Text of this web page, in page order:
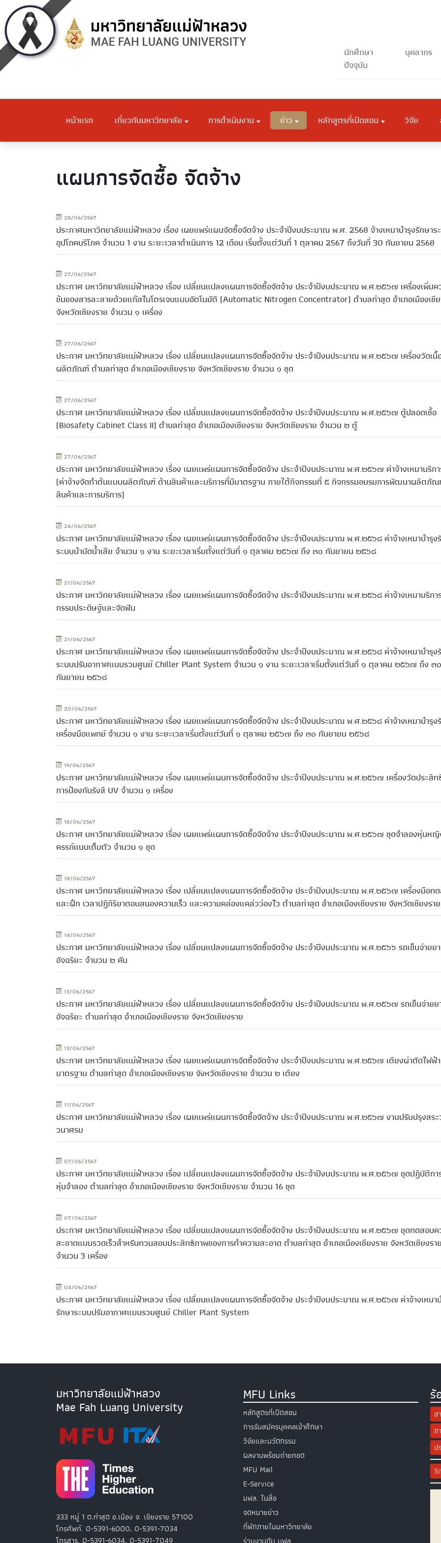
นักศึกษา
ปัจจุบัน
บุคลากร
หน้าแรก เกี่ยวกับมหาวิทยาลัย การดำเนินงาน ข่าว หลักสูตรที่เปิดสอน วิจัย
แผนการจัดซื้อ จัดจ้าง
28/06/2567
ประกาศมหาวิทยาลัยแม่ฟ้าหลวง เรื่อง เผยแพร่แผนจัดซื้อจัดจ้าง ประจำปีงบประมาณ พ.ศ. 2568 จ้างเหมาบำรุงรักษาร
อุปโภคบริโภค จำนวน 1 งาน ระยะเวลาดำเนินการ 12 เดือน เริ่มตั้งแต่วันที่ 1 ตุลาคม 2567 ถึงวันที่ 30 กันยายน 2568
27/06/2567
ประกาศ มหาวิทยาลัยแม่ฟ้าหลวง เรื่อง เปลี่ยนแปลงแผนการจัดซื้อจัดจ้าง ประจำปีงบประมาณ พ.ศ.๒๕๖๗ เครื่องเพิ่มค
ข้นของสารละลายด้วยแก๊สไนโตรเจนแบบอัตโนมัติ (Automatic Nitrogen Concentrator) ตำบลท่าสุด อำเภอเมืองเชี
จังหวัดเชียงราย จำนวน ๑ เครื่อง
27/06/2567
ประกาศ มหาวิทยาลัยแม่ฟ้าหลวง เรื่อง เปลี่ยนแปลงแผนการจัดซื้อจัดจ้าง ประจำปีงบประมาณ พ.ศ.๒๕๖๗ เครื่องวัดเ
ผลิตภัณฑ์ ตำบลท่าสุด อำเภอเมืองเชียงราย จังหวัดเชียงราย จำนวน ๑ ชุด
27/06/2567
ประกาศ มหาวิทยาลัยแม่ฟ้าหลวง เรื่อง เปลี่ยนแปลงแผนการจัดซื้อจัดจ้าง ประจำปีงบประมาณ พ.ศ.๒๕๖๗ ตู้ปลอดเชื้อ
(Biosafety Cabinet Class II) ตำบลท่าสุด อำเภอเมืองเชียงราย จังหวัดเชียงราย จำนวน ๒ ตู้
27/06/2567
ประกาศ มหาวิทยาลัยแม่ฟ้าหลวง เรื่อง เผยแพร่แผนการจัดซื้อจัดจ้าง ประจำปีงบประมาณ พ.ศ.๒๕๖๗ ค่าจ้างเหมาบริก
(ค่าจ้างจัดทำต้นแบบผลิตภัณฑ์ ด้านสินค้าและบริการที่มีมาตรฐาน ภายใต้กิจกรรมที่ ๕ กิจกรรมอบรมการพัฒนาผลิตภัณ
สินค้าและการบริการ)
24/06/2567
ประกาศ มหาวิทยาลัยแม่ฟ้าหลวง เรื่อง เผยแพร่แผนการจัดซื้อจัดจ้าง ประจำปีงบประมาณ พ.ศ.๒๕๖๘ ค่าจ้างเหมาบำรุง
ระบบบำบัดน้ำเสีย จำนวน ๑ งาน ระยะเวลาเริ่มตั้งแต่วันที่ ๑ ตุลาคม ๒๕๖๗ ถึง ๓๐ กันยายน ๒๕๖๘
21/06/2567
ประกาศ มหาวิทยาลัยแม่ฟ้าหลวง เรื่อง เผยแพร่แผนการจัดซื้อจัดจ้าง ประจำปีงบประมาณ พ.ศ.๒๕๖๘ ค่าจ้างเหมาบริก
กรรมประดิษฐ์และจัดฟัน
21/06/2567
ประกาศ มหาวิทยาลัยแม่ฟ้าหลวง เรื่อง เผยแพร่แผนการจัดซื้อจัดจ้าง ประจำปีงบประมาณ พ.ศ.๒๕๖๘ ค่าจ้างเหมาบำรุง
ระบบปรับอากาศแบบรวมศูนย์ Chiller Plant System จำนวน ๑ งาน ระยะเวลาเริ่มตั้งแต่วันที่ ๑ ตุลาคม ๒๕๖๗ ถึง ๓๐
กันยายน ๒๕๖๘
20/06/2567
ประกาศ มหาวิทยาลัยแม่ฟ้าหลวง เรื่อง เผยแพร่แผนการจัดซื้อจัดจ้าง ประจำปีงบประมาณ พ.ศ.๒๕๖๘ ค่าจ้างเหมาบำรุง
เครื่องมือแพทย์ จำนวน ๑ งาน ระยะเวลาเริ่มตั้งแต่วันที่ ๑ ตุลาคม ๒๕๖๗ ถึง ๓๐ กันยายน ๒๕๖๘
19/06/2567
ประกาศ มหาวิทยาลัยแม่ฟ้าหลวง เรื่อง เผยแพร่แผนการจัดซื้อจัดจ้าง ประจำปีงบประมาณ พ.ศ.๒๕๖๗ เครื่องวัดประสิ
การป้องกันรังสี UV จำนวน ๑ เครื่อง
18/06/2567
ประกาศ มหาวิทยาลัยแม่ฟ้าหลวง เรื่อง เผยแพร่แผนการจัดซื้อจัดจ้าง ประจำปีงบประมาณ พ.ศ.๒๕๖๗ ชุดจำลองหุ่นห
ครรภ์แบบเต็มตัว จำนวน ๑ ชุด
18/06/2567
ประกาศ มหาวิทยาลัยแม่ฟ้าหลวง เรื่อง เปลี่ยนแปลงแผนการจัดซื้อจัดจ้าง ประจำปีงบประมาณ พ.ศ.๒๕๖๗ เครื่องมือท
และฝึก เวลาปฏิกิริยาตอบสนองความเร็ว และความคล่องแคล่วว่องไว ตำบลท่าสุด อำเภอเมืองเชียงราย จังหวัดเชียงราย
14/06/2567
ประกาศ มหาวิทยาลัยแม่ฟ้าหลวง เรื่อง เปลี่ยนแปลงแผนการจัดซื้อจัดจ้าง ประจำปีงบประมาณ พ.ศ.๒๕๖๖ รถเข็นจ่ายยา
อัจฉริยะ จำนวน ๒ คัน
13/06/2567
ประกาศ มหาวิทยาลัยแม่ฟ้าหลวง เรื่อง เปลี่ยนแปลงแผนการจัดซื้อจัดจ้าง ประจำปีงบประมาณ พ.ศ.๒๕๖๗ รถเข็นจ่ายย
อัจฉริยะ ตำบลท่าสุด อำเภอเมืองเชียงราย จังหวัดเชียงราย
13/06/2567
ประกาศ มหาวิทยาลัยแม่ฟ้าหลวง เรื่อง เผยแพร่แผนการจัดซื้อจัดจ้าง ประจำปีงบประมาณ พ.ศ.๒๕๖๗ เตียงผ่าตัดไฟฟ้า
มาตรฐาน ตำบลท่าสุด อำเภอเมืองเชียงราย จังหวัดเชียงราย จำนวน ๒ เตียง
11/06/2567
ประกาศ มหาวิทยาลัยแม่ฟ้าหลวง เรื่อง เผยแพร่แผนการจัดซื้อจัดจ้าง ประจำปีงบประมาณ พ.ศ.๒๕๖๗ งานปรับปรุงสระ
วนาศรม
07/06/2567
ประกาศ มหาวิทยาลัยแม่ฟ้าหลวง เรื่อง เปลี่ยนแปลงแผนการจัดซื้อจัดจ้าง ประจำปีงบประมาณ พ.ศ.๒๕๖๗ ชุดปฏิบัติกา
หุ่นจำลอง ตำบลท่าสุด อำเภอเมืองเชียงราย จังหวัดเชียงราย จำนวน 16 ชุด
07/06/2567
ประกาศ มหาวิทยาลัยแม่ฟ้าหลวง เรื่อง เปลี่ยนแปลงแผนการจัดซื้อจัดจ้าง ประจำปีงบประมาณ พ.ศ.๒๕๖๗ ชุดทดสอบค
สะอาดแบบรวดเร็วสำหรับทวนสอบประสิทธิภาพของการทำความสะอาด ตำบลท่าสุด อำเภอเมืองเชียงราย จังหวัดเชียงราย
จำนวน 3 เครื่อง
04/06/2567
ประกาศ มหาวิทยาลัยแม่ฟ้าหลวง เรื่อง เปลี่ยนแปลงแผนการจัดซื้อจัดจ้าง ประจำปีงบประมาณ พ.ศ.๒๕๖๗ ค่าจ้างเหมา
รักษาระบบปรับอากาศแบบรวมศูนย์ Chiller Plant System
มหาวิทยาลัยแม่ฟ้าหลวง
Mae Fah Luang University
333 หมู่ 1 ต.ท่าสุด อ.เมือง จ. เชียงราย 57100
โทรศัพท์. 0-5391-6000, 0-5391-7034
โทรสาร. 0-5391-6034, 0-5391-7049
MFU Links
หลักสูตรที่เปิดสอน
การรับสมัครบุคคลเข้าศึกษา
วิจัยและนวัตกรรม
ผลงานพร้อมถ่ายทอด
MFU Mail
E-Service
มฟล. ในสื่อ
จดหมายข่าว
ที่พักภายในมหาวิทยาลัย
ร้
ส
ก
ป